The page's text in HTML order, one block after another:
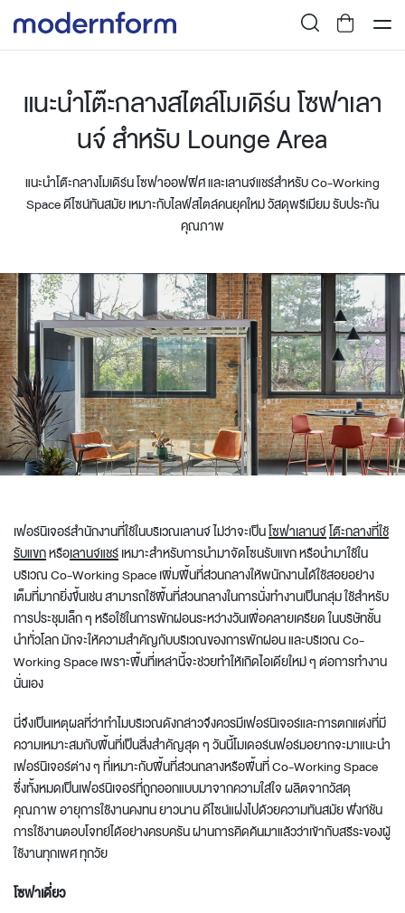
แนะนำโต๊ะกลางสไตล์โมเดิร์น โซฟาเลา
นจ์ สำหรับ Lounge Area
แนะนำโต๊ะกลางโมเดิร์น โซฟาออฟฟิศ และเลานจ์แชร์สำหรับ Co-Working
Space ดีไซน์ทันสมัย เหมาะกับไลฟ์สไตล์คนยุคใหม่ วัสดุพรีเมียม รับประกัน
คุณภาพ
เฟอร์นิเจอร์สำนักงานที่ใช้ในบริเวณเลานจ์ ไม่ว่าจะเป็นโซฟาเลานจ์โต๊ะกลางที่ใช้
รับแขกหรือเลานจ์แชร์เหมาะสำหรับการนำมาจัดโซนรับแขก หรือนำมาใช้ใน
บริเวณCo-Working Space เพิ่มพื้นที่ส่วนกลางให้พนักงานได้ใช้สอยอย่าง
เต็มที่มากยิ่งขึ้นเช่นสามารถใช้พื้นที่ส่วนกลางในการนั่งทำงานเป็นกลุ่มใช้สำหรับ
การประชุมเล็ก ๆหรือใช้ในการพักผ่อนระหว่างวันเพื่อคลายเครียด ในบริษัทชั้น
นำทั่วโลก มักจะให้ความสำคัญกับบริเวณของการพักผ่อน และบริเวณ Co-
Working Space เพราะพื้นที่เหล่านี้จะช่วยทำให้เกิดไอเดียใหม่ ๆ ต่อการทำงาน
นั่นเอง
นี่จึงเป็นเหตุผลที่ว่าทำไมบริเวณดังกล่าวจึงควรมีเฟอร์นิเจอร์และการตกแต่งที่มี
ความเหมาะสมกับพื้นที่เป็นสิ่งสำคัญสุด ๆ วันนี้โมเดอร์นฟอร์มอยากจะมาแนะนำ
เฟอร์นิเจอร์ต่าง ๆ ที่เหมาะกับพื้นที่ส่วนกลางหรือพื้นที่ Co-Working Space
ซึ่งทั้งหมดเป็นเฟอร์นิเจอร์ที่ถูกออกแบบมาจากความใส่ใจ ผลิตจากวัสดุ
คุณภาพ อายุการใช้งานคงทน ยาวนาน ดีไซน์แฝงไปด้วยความทันสมัย ฟังก์ชัน
การใช้งานตอบโจทย์ได้อย่างครบครัน ผ่านการคิดค้นมาแล้วว่าเข้ากับสรีระของผู้
ใช้งานทุกเพศ ทุกวัย
โซฟาเดี่ยว